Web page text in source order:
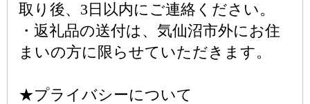
取り後、3日以内にご連絡ください。
・返礼品の送付は、気仙沼市外にお住
まいの方に限らせていただきます。
★プライバシーについて